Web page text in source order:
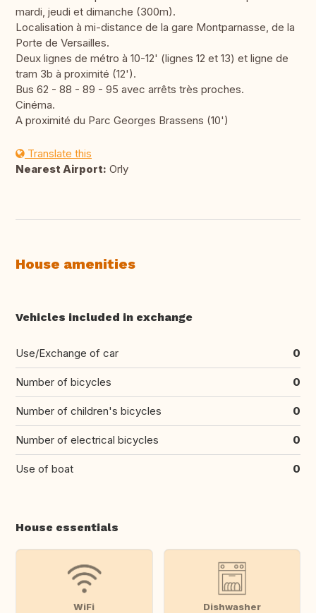
mardi, jeudi et dimanche (300m).
Localisation à mi-distance de la gare Montparnasse, de la
Porte de Versailles.
Deux lignes de métro à 10-12' (lignes 12 et 13) et ligne de
tram 3b à proximité (12').
Bus 62 - 88 - 89 - 95 avec arrêts très proches.
Cinéma.
A proximité du Parc Georges Brassens (10')
Translate this
Nearest Airport: Orly
House amenities
Vehicles included in exchange
Use/Exchange of car 0
Number of bicycles 0
Number of children's bicycles 0
Number of electrical bicycles 0
Use of boat 0
House essentials
WiFi Dishwasher